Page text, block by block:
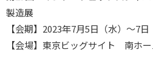
製造展
【会期】2023年7月5日（水）～7
【会場】東京ビッグサイト 南ホ